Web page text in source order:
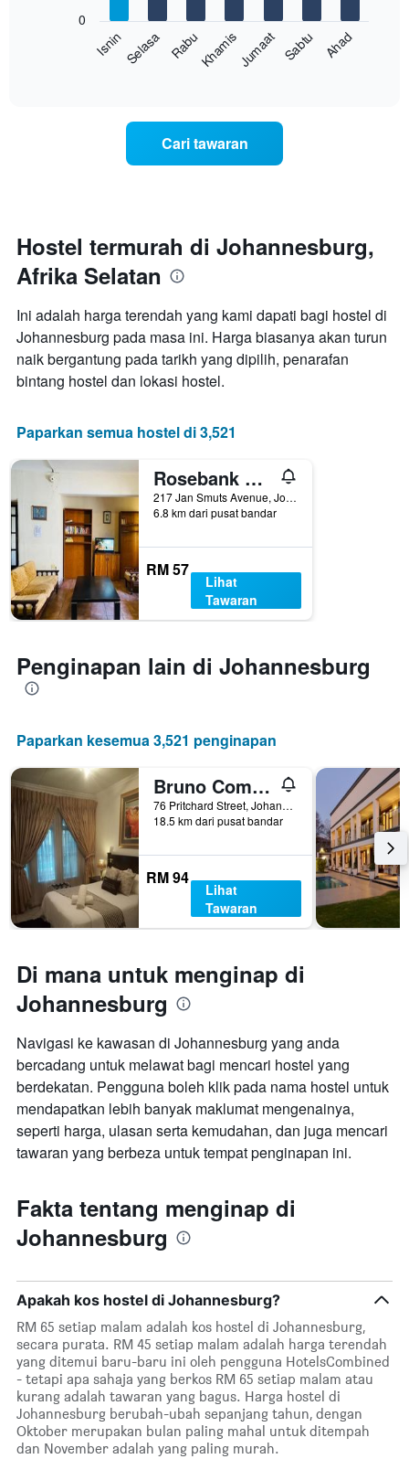
mempunyai
1
paksi
X
memaparkan
hari
dalam
seminggu.
Carta
1
paksi
Y
yang
memaparkan
purata
harga
IsninSelasa RabuKhamisJumaat Sabtu Ahad
0
Cari tawaran
Hostel termurah di Johannesburg,
Afrika Selatan
Ini adalah harga terendah yang kami dapati bagi hostel di
Johannesburg pada masa ini. Harga biasanya akan turun
naik bergantung pada tarikh yang dipilih, penarafan
bintang hostel dan lokasi hostel.
Paparkan semua hostel di 3,521
Rosebank Hostel
217 Jan Smuts Avenue, Johannesburg, Gauteng, Afrika Selatan
6.8 km dari pusat bandar
RM 57
Lihat
Tawaran
Penginapan lain di Johannesburg
Paparkan kesemua 3,521 penginapan
Bruno Comfort Suites
76 Pritchard Street, Johannesburg, Gauteng, Afrika Selatan
18.5 km dari pusat bandar
RM 94
Lihat
Tawaran
Di mana untuk menginap di
Johannesburg
Navigasi ke kawasan di Johannesburg ​yang anda
bercadang untuk melawat bagi mencari hostel yang
berdekatan. Pengguna boleh klik pada nama hostel untuk
mendapatkan lebih banyak maklumat mengenainya,
seperti harga, ulasan serta kemudahan, dan juga mencari
tawaran yang berbeza untuk tempat penginapan ini.
Fakta tentang menginap di
Johannesburg
Apakah kos hostel di Johannesburg?
RM 65 setiap malam adalah kos hostel di Johannesburg,
secara purata. RM 45 setiap malam adalah harga terendah
yang ditemui baru-baru ini oleh pengguna HotelsCombined
- tetapi apa sahaja yang berkos RM 65 setiap malam atau
kurang adalah tawaran yang bagus. Harga hostel di
Johannesburg berubah-ubah sepanjang tahun, dengan
Oktober merupakan bulan paling mahal untuk ditempah
dan November adalah yang paling murah.